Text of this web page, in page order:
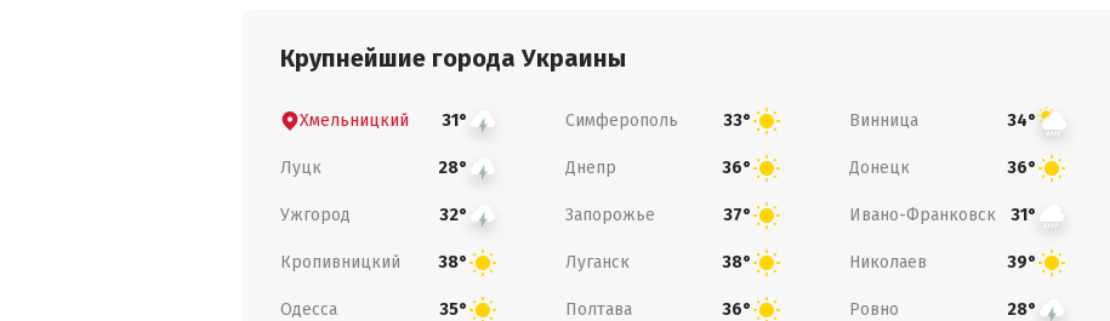
Крупнейшие города Украины
Хмельницкий 31° Симферополь 33° Винница 34°
Луцк 28° Днепр 36° Донецк 36°
Ужгород 32° Запорожье 37° Ивано-Франковск 31°
Кропивницкий 38° Луганск 38° Николаев 39°
Одесса 35° Полтава 36° Ровно 28°